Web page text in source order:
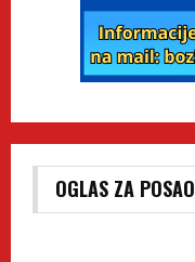
OGLAS ZA POSAO